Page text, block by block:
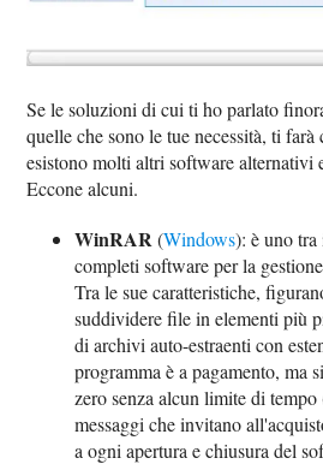
Se le soluzioni di cui ti ho parlato
quelle che sono le tue necessità, ti farà
esistono molti altri software alternativi
Eccone alcuni.
WinRAR(Windows): è uno
completi software per la
Tra le sue caratteristiche,
suddividere file in elementi più
di archivi auto-estraenti con
programma è a pagamento, ma
zero senza alcun limite di tempo
messaggi che invitano
a ogni apertura e chiusura del